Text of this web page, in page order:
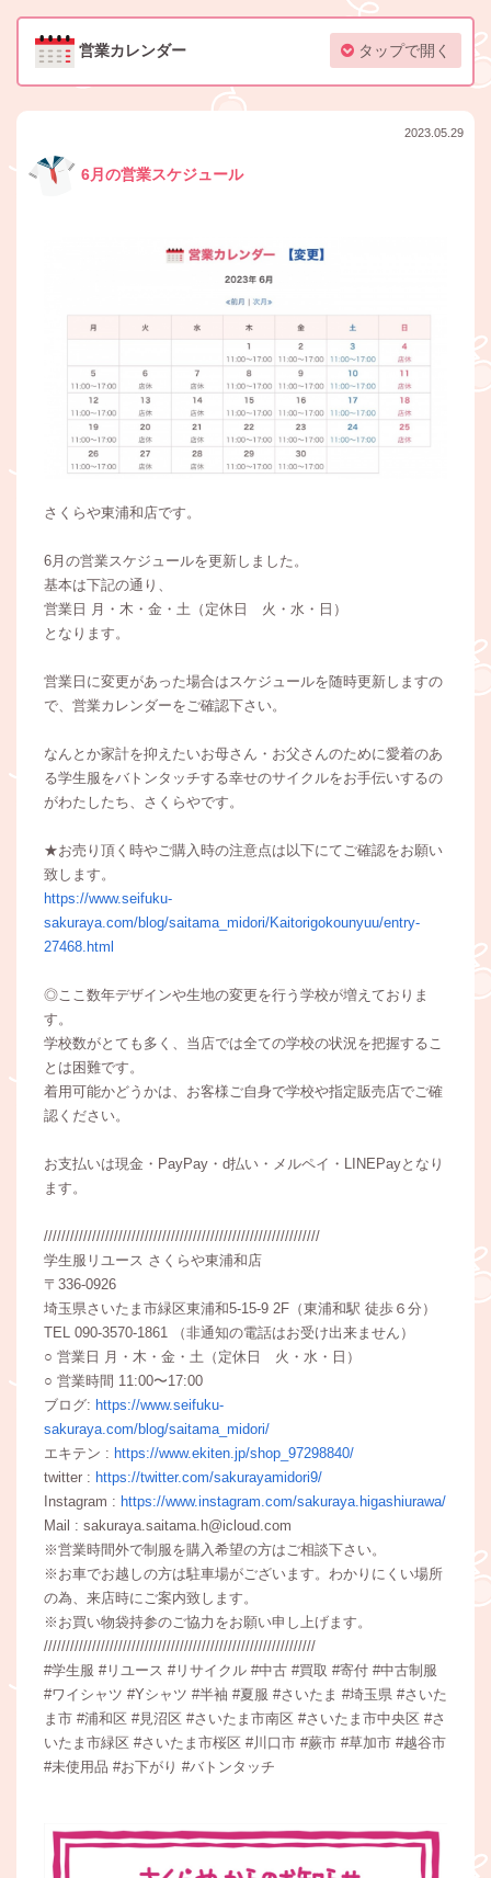
営業カレンダー タップで開く
2023.05.29
6月の営業スケジュール
さくらや東浦和店です。
6月の営業スケジュールを更新しました。
基本は下記の通り、
営業日 月・木・金・土（定休日 火・水・日）
となります。
営業日に変更があった場合はスケジュールを随時更新しますの
で、営業カレンダーをご確認下さい。
なんとか家計を抑えたいお⺟さん・お父さんのために愛着のあ
る学⽣服をバトンタッチする幸せのサイクルをお⼿伝いするの
がわたしたち、さくらやです。
★お売り頂く時やご購入時の注意点は以下にてご確認をお願い
致します。
https://www.seifuku-
sakuraya.com/blog/saitama_midori/Kaitorigokounyuu/entry-
27468.html
◎ここ数年デザインや生地の変更を行う学校が増えておりま
す。
学校数がとても多く、当店では全ての学校の状況を把握するこ
とは困難です。
着用可能かどうかは、お客様ご自身で学校や指定販売店でご確
認ください。
お支払いは現金・PayPay・d払い・メルペイ・LINEPayとなり
ます。
///////////////////////////////////////////////////////////////
学生服リユース さくらや東浦和店
〒336-0926
埼玉県さいたま市緑区東浦和5-15-9 2F（東浦和駅 徒歩６分）
TEL 090-3570-1861 （非通知の電話はお受け出来ません）
○ 営業日 月・木・金・土（定休日 火・水・日）
○ 営業時間 11:00〜17:00
ブログ: https://www.seifuku-
sakuraya.com/blog/saitama_midori/
エキテン : https://www.ekiten.jp/shop_97298840/
twitter : https://twitter.com/sakurayamidori9/
Instagram : https://www.instagram.com/sakuraya.higashiurawa/
Mail : sakuraya.saitama.h@icloud.com
※営業時間外で制服を購入希望の方はご相談下さい。
※お車でお越しの方は駐車場がございます。わかりにくい場所
の為、来店時にご案内致します。
※お買い物袋持参のご協力をお願い申し上げます。
//////////////////////////////////////////////////////////////
#学生服 #リユース #リサイクル #中古 #買取 #寄付 #中古制服
#ワイシャツ #Yシャツ #半袖 #夏服 #さいたま #埼玉県 #さいた
ま市 #浦和区 #見沼区 #さいたま市南区 #さいたま市中央区 #さ
いたま市緑区 #さいたま市桜区 #川口市 #蕨市 #草加市 #越谷市
#未使用品 #お下がり #バトンタッチ